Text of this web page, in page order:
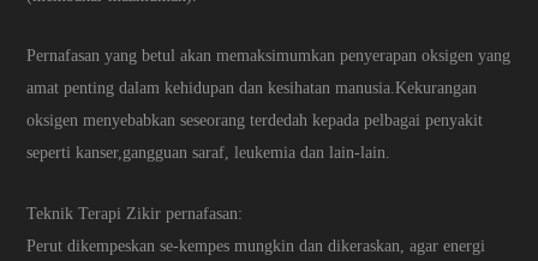
Pernafasan yang betul akan memaksimumkan penyerapan oksigen yang
amat penting dalam kehidupan dan kesihatan manusia.Kekurangan
oksigen menyebabkan seseorang terdedah kepada pelbagai penyakit
seperti kanser,gangguan saraf, leukemia dan lain-lain.
Teknik Terapi Zikir pernafasan:
Perut dikempeskan se-kempes mungkin dan dikeraskan, agar energi